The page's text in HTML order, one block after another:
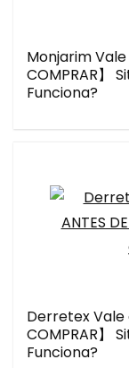
Monjarim Vale
COMPRAR】
Funciona?
Derretex Vale
COMPRAR】
Funciona?